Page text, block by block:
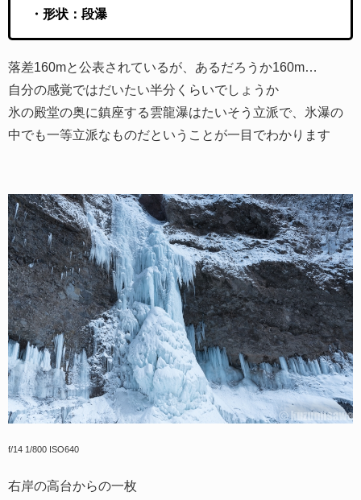
・形状：段瀑
落差160mと公表されているが、あるだろうか160m…
自分の感覚ではだいたい半分くらいでしょうか
氷の殿堂の奥に鎮座する雲龍瀑はたいそう立派で、氷瀑の
中でも一等立派なものだということが一目でわかります
f/14 1/800 ISO640
右岸の高台からの一枚